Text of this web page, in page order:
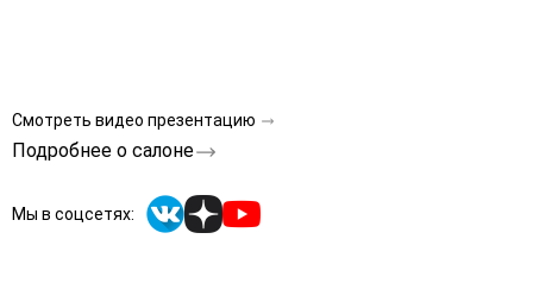
Смотреть видео презентацию
Подробнее о салоне
Мы в соцсетях: